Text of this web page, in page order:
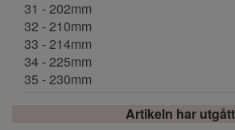
31 - 202mm
32 - 210mm
33 - 214mm
34 - 225mm
35 - 230mm
Artikeln har utgått